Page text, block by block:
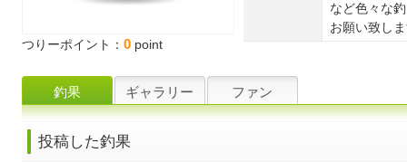
つりーポイント： 0 point
など色々な
お願い致し
釣果 ギャラリー ファン
投稿した釣果